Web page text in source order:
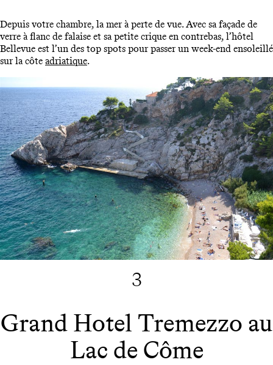
Depuis votre chambre, la mer à perte de vue. Avec sa façade de
verre à flanc de falaise et sa petite crique en contrebas, l’hôtel
Bellevue est l’un des top spots pour passer un week-end ensoleillé
sur la côte adriatique.
3
Grand Hotel Tremezzo au
Lac de Côme